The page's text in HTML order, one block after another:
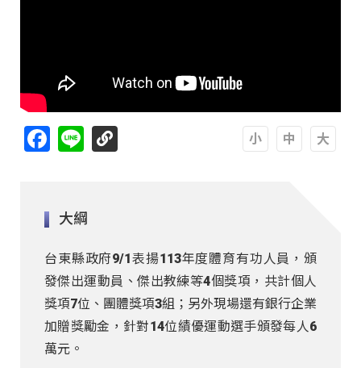
Facebook
Line
大綱
台東縣政府9/1表揚113年度體育有功人員，頒
發傑出運動員、傑出教練等4個獎項，共計個人
獎項7位、團體獎項3組；另外現場還有銀行企業
加贈獎勵金，針對14位績優運動選手頒發每人6
萬元。